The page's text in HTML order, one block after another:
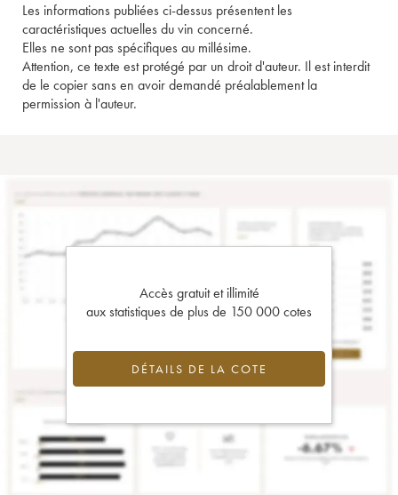
Les informations publiées ci-dessus présentent les
caractéristiques actuelles du vin concerné.
Elles ne sont pas spécifiques au millésime.
Attention, ce texte est protégé par un droit d'auteur. Il est interdit
de le copier sans en avoir demandé préalablement la
permission à l'auteur.
Accès gratuit et illimité
aux statistiques de plus de 150 000 cotes
DÉTAILS DE LA COTE